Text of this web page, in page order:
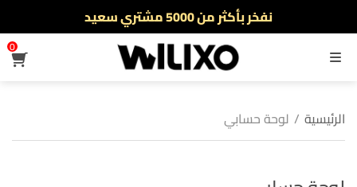
نفخر بأكثر من 5000 مشتري سعيد
أطلب الآن والدفع فقط عند استلام المنتج
القائمة
0
الرئيسية / لوحة حسابي